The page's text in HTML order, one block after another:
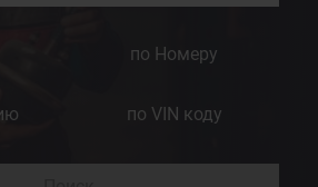
по Номеру
по VIN коду